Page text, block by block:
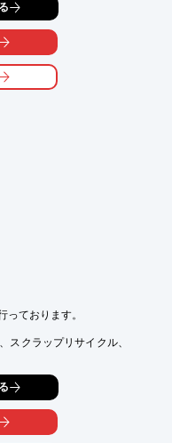
お困りではありません
、
・・
トとなると
まう・・・
っております。
スクラップリサイクル、
供する資源情報サイト
するオリジナルの記事・
のメディアを運営。